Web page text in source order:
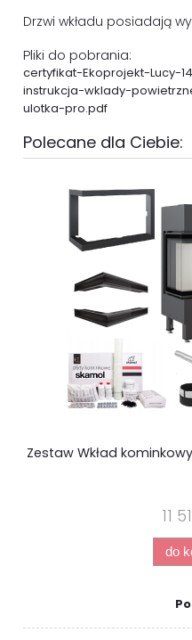
Drzwi wkładu posiadają
Pliki do pobrania:
certyfikat-Ekoprojekt-Lucy-
instrukcja-wklady-
ulotka-pro.pdf
Polecane dla Ciebie:
Zestaw Wkład
11
do